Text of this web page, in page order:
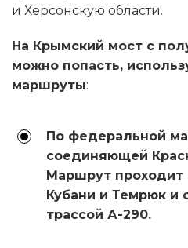
и Херсонскую области.
На Крымский мост с
можно попасть,
маршруты:
По федеральной
соединяющей
Маршрут проходит
Кубани и Темрюк и
трассой А-290.